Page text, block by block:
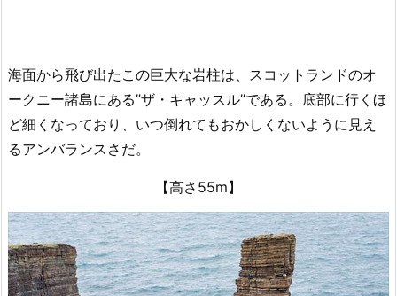
海面から飛び出たこの巨大な岩柱は、スコットランドのオ
ークニー諸島にある”ザ・キャッスル”である。底部に行くほ
ど細くなっており、いつ倒れてもおかしくないように見え
るアンバランスさだ。
【高さ55m】